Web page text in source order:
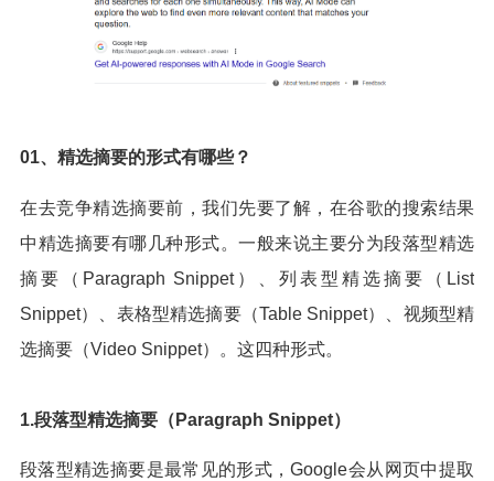
01、精选摘要的形式有哪些？
在去竞争精选摘要前，我们先要了解，在谷歌的搜索结果
中精选摘要有哪几种形式。一般来说主要分为段落型精选
摘要（Paragraph Snippet）、列表型精选摘要（List
Snippet）、表格型精选摘要（Table Snippet）、视频型精
选摘要（Video Snippet）。这四种形式。
1.段落型精选摘要（Paragraph Snippet）
段落型精选摘要是最常见的形式，Google会从网页中提取